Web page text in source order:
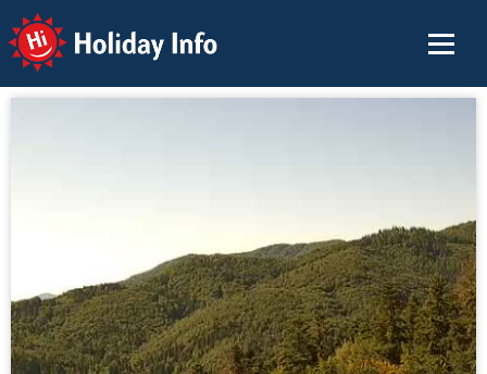
Holiday Info